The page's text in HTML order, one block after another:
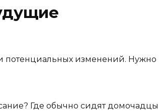
потенциальных изменений. Нужно
Где обычно сидят домочадцы